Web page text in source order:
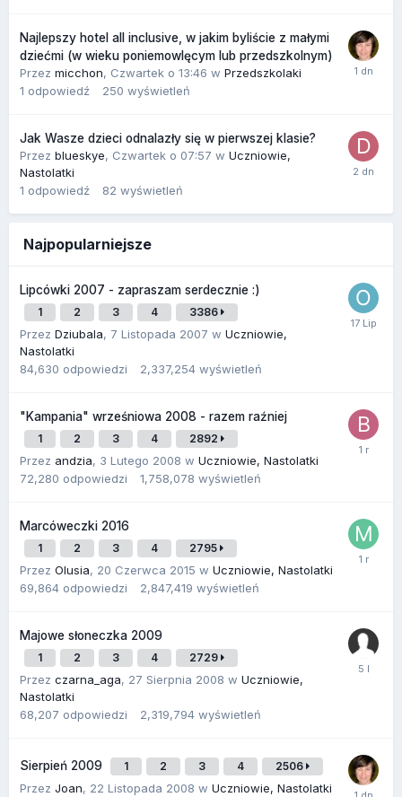
Najlepszy hotel all inclusive, w jakim byliście z małymi
dziećmi (w wieku poniemowlęcym lub przedszkolnym)
Przez micchon, Czwartek o 13:46 w Przedszkolaki
1 odpowiedź 250 wyświetleń
Jak Wasze dzieci odnalazły się w pierwszej klasie?
Przez blueskye, Czwartek o 07:57 w Uczniowie,
Nastolatki
1 odpowiedź 82 wyświetleń
Najpopularniejsze
Lipcówki 2007 - zapraszam serdecznie :)
1 2 3 4 3386
Przez Dziubala, 7 Listopada 2007 w Uczniowie,
Nastolatki
84,630 odpowiedzi 2,337,254 wyświetleń
"Kampania" wrześniowa 2008 - razem raźniej
1 2 3 4 2892
Przez andzia, 3 Lutego 2008 w Uczniowie, Nastolatki
72,280 odpowiedzi 1,758,078 wyświetleń
Marcóweczki 2016
1 2 3 4 2795
Przez Olusia, 20 Czerwca 2015 w Uczniowie, Nastolatki
69,864 odpowiedzi 2,847,419 wyświetleń
Majowe słoneczka 2009
1 2 3 4 2729
Przez czarna_aga, 27 Sierpnia 2008 w Uczniowie,
Nastolatki
68,207 odpowiedzi 2,319,794 wyświetleń
Sierpień 2009 1 2 3 4 2506
Przez Joan, 22 Listopada 2008 w Uczniowie, Nastolatki